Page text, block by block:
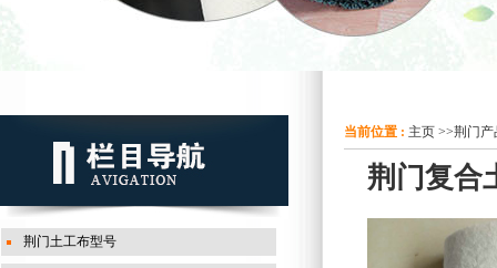
当前位置 : 主页 >>荆门产
荆门复合
荆门土工布型号